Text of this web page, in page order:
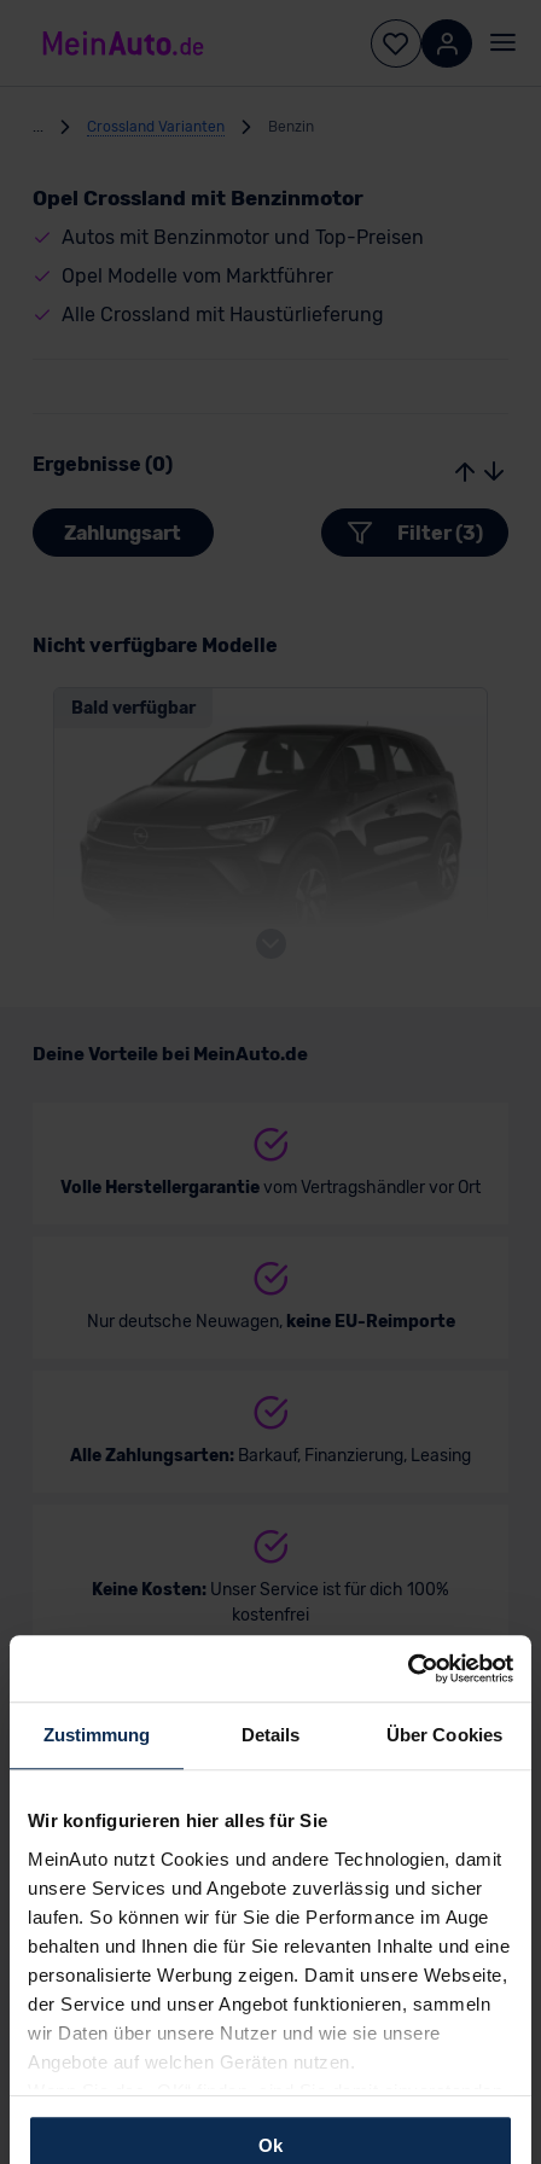
Zustimmung Details Über Cookies
Wir konfigurieren hier alles für Sie
MeinAuto nutzt Cookies und andere Technologien, damit
unsere Services und Angebote zuverlässig und sicher
laufen. So können wir für Sie die Performance im Auge
behalten und Ihnen die für Sie relevanten Inhalte und eine
personalisierte Werbung zeigen. Damit unsere Webseite,
der Service und unser Angebot funktionieren, sammeln
wir Daten über unsere Nutzer und wie sie unsere
Angebote auf welchen Geräten nutzen.
Wenn Sie das „OK“ finden, sind Sie damit einverstanden
und erlauben uns Cookies für unseren Service zu
verwenden und diese Daten an Dritte weiterzugeben,
Ok
Crossland Varianten Benzin
Opel Crossland mit Benzinmotor
Autos mit Benzinmotor und Top-Preisen
Opel Modelle vom Marktführer
Alle Crossland mit Haustürlieferung
Ergebnisse (0)
Zahlungsart Filter (3)
Nicht verfügbare Modelle
Bald verfügbar
Opel Crossland X LPG
Deine Vorteile bei MeinAuto.de
Volle Herstellergarantievom Vertragshändler vor Ort
Nur deutsche Neuwagen, keine EU-Reimporte
Alle Zahlungsarten: Barkauf, Finanzierung, Leasing
Keine Kosten: Unser Service ist für dich 100%
kostenfrei
Wir sind stolz auf eine hohe
MeinAuto.de hat langjährige Erfahrungen auf dem
dadurch ihr Wunschauto zum Top-Rabatt erhalten und
bewerten unsere Arbeit positiv.
Sehen Sie sich unsere Bewertungen an: